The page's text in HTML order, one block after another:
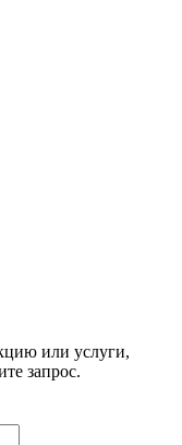
или услуги,
запрос.